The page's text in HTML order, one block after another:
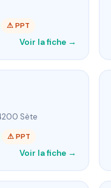
⚠ PPT
Voir la fiche →
Sète
⚠ PPT
Voir la fiche →